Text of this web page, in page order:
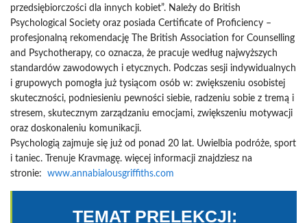
przedsiębiorczości dla innych kobiet”. Należy do British
Psychological Society oraz posiada Certificate of Proficiency –
profesjonalną rekomendację The British Association for Counselling
and Psychotherapy, co oznacza, że pracuje według najwyższych
standardów zawodowych i etycznych. Podczas sesji indywidualnych
i grupowych pomogła już tysiącom osób w: zwiększeniu osobistej
skuteczności, podniesieniu pewności siebie, radzeniu sobie z tremą i
stresem, skutecznym zarządzaniu emocjami, zwiększeniu motywacji
oraz doskonaleniu komunikacji.
Psychologią zajmuje się już od ponad 20 lat. Uwielbia podróże, sport
i taniec. Trenuje Kravmagę. więcej informacji znajdziesz na
stronie: www.annabialousgriffiths.com
TEMAT PRELEKCJI: